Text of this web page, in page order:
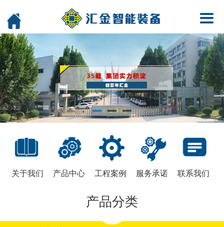
关于我们 产品中心 工程案例 服务承诺 联系我们
产品分类